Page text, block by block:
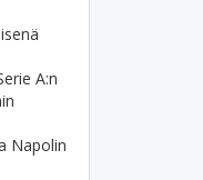
A:n
Napolin